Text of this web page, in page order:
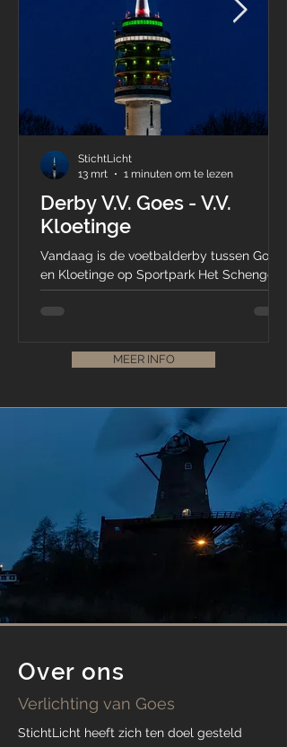
Derby V.V. Goes - V.V.
Kloetinge
Vandaag is de voetbalderby tussen Goes
en Kloetinge op Sportpark Het Schenge,
naast de tv-toren. Kloetinge Fanatics, de
supportersvereniging van V.V. Kloetinge
weekend groen-wit mogen. Dat doen we
dan natuurlijk :-) .
StichtLicht
13 mrt
1 minuten om te lezen
MEER INFO
Over ons
Verlichting van Goes
StichtLicht heeft zich ten doel gesteld